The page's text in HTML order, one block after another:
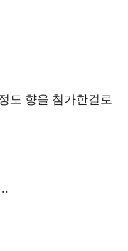
도 향을 첨가한걸로